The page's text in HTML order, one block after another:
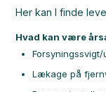
Her kan I finde
Hvad kan være
Lækage på